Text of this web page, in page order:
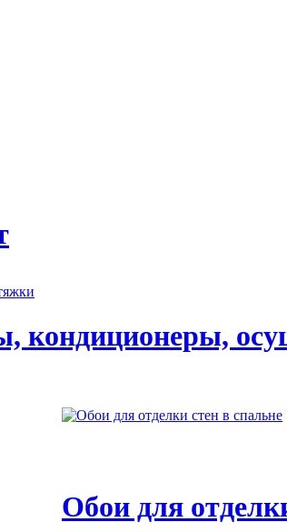
кондиционеры,
Обои для